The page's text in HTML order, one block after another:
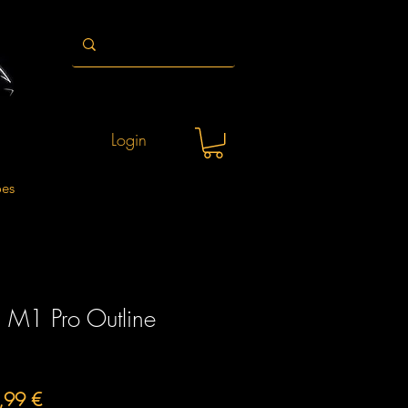
Login
M1 Pro Outline
€Preço